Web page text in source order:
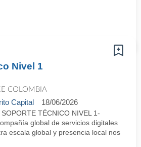
Nivel 1
COLOMBIA
Capital 18/06/2026
TÉCNICO NIVEL 1-
global de servicios digitales
escala global y presencia local nos